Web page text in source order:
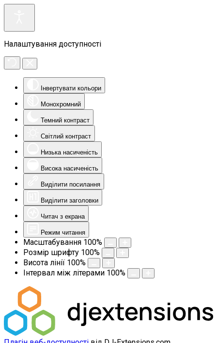
Налаштування доступності
Інвертувати кольори
Монохромний
Темний контраст
Світлий контраст
Низька насиченість
Висока насиченість
Виділити посилання
Виділити заголовки
Читач з екрана
Режим читання
Масштабування 100%
Розмір шрифту 100%
Висота лінії 100%
Інтервал між літерами 100%